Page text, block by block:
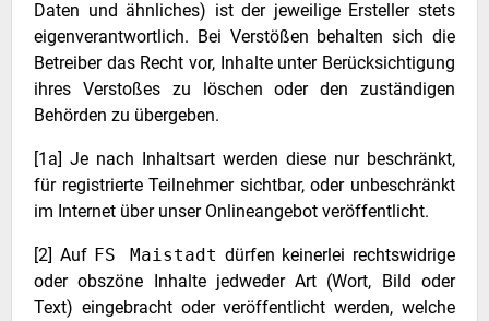
Daten und ähnliches) ist der jeweilige Ersteller stets
eigenverantwortlich. Bei Verstößen behalten sich die
Betreiber das Recht vor, Inhalte unter Berücksichtigung
ihres Verstoßes zu löschen oder den zuständigen
Behörden zu übergeben.
[1a] Je nach Inhaltsart werden diese nur beschränkt,
für registrierte Teilnehmer sichtbar, oder unbeschränkt
im Internet über unser Onlineangebot veröffentlicht.
[2] Auf FS Maistadt dürfen keinerlei rechtswidrige
oder obszöne Inhalte jedweder Art (Wort, Bild oder
Text) eingebracht oder veröffentlicht werden, welche